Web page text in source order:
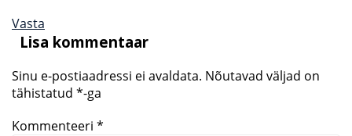
Vasta
Lisa kommentaar
Sinu e-postiaadressi ei avaldata. Nõutavad väljad on
tähistatud *-ga
Kommenteeri *